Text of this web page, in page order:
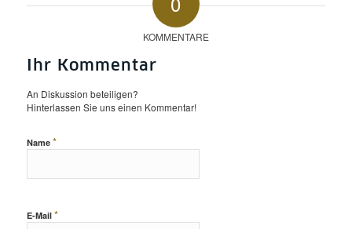
KOMMENTARE
Ihr Kommentar
An Diskussion beteiligen?
Hinterlassen Sie uns einen Kommentar!
Name *
E-Mail *